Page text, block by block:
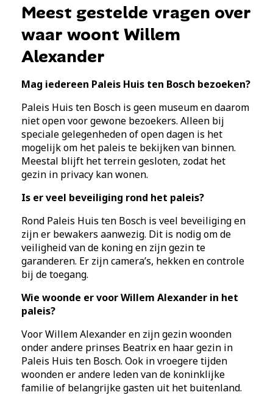
Meest gestelde vragen over
waar woont Willem
Alexander
Mag iedereen Paleis Huis ten Bosch bezoeken?
Paleis Huis ten Bosch is geen museum en daarom
niet open voor gewone bezoekers. Alleen bij
speciale gelegenheden of open dagen is het
mogelijk om het paleis te bekijken van binnen.
Meestal blijft het terrein gesloten, zodat het
gezin in privacy kan wonen.
Is er veel beveiliging rond het paleis?
Rond Paleis Huis ten Bosch is veel beveiliging en
zijn er bewakers aanwezig. Dit is nodig om de
veiligheid van de koning en zijn gezin te
garanderen. Er zijn camera’s, hekken en controle
bij de toegang.
Wie woonde er voor Willem Alexander in het
paleis?
Voor Willem Alexander en zijn gezin woonden
onder andere prinses Beatrix en haar gezin in
Paleis Huis ten Bosch. Ook in vroegere tijden
woonden er andere leden van de koninklijke
familie of belangrijke gasten uit het buitenland.